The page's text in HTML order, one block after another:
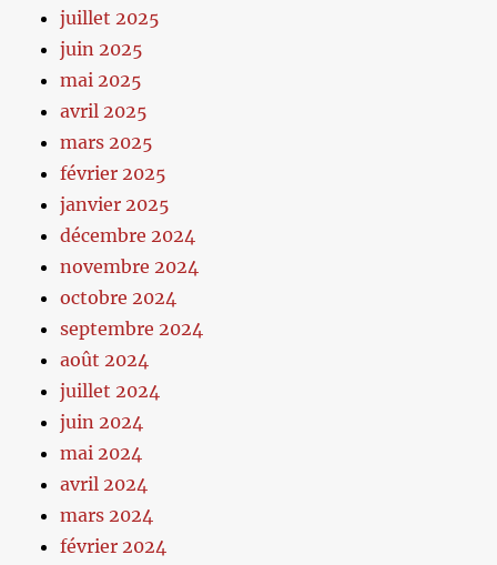
juillet 2025
juin 2025
mai 2025
avril 2025
mars 2025
février 2025
janvier 2025
décembre 2024
novembre 2024
octobre 2024
septembre 2024
août 2024
juillet 2024
juin 2024
mai 2024
avril 2024
mars 2024
février 2024